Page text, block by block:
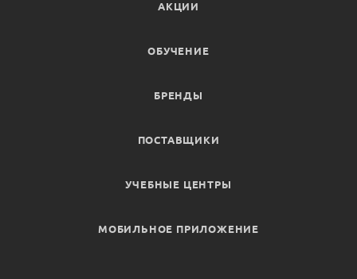
АКЦИИ
ОБУЧЕНИЕ
БРЕНДЫ
ПОСТАВЩИКИ
УЧЕБНЫЕ ЦЕНТРЫ
МОБИЛЬНОЕ ПРИЛОЖЕНИЕ